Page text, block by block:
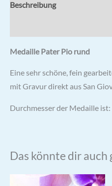
Beschreibung
Medaille Pater Pio rund
Eine sehr schöne, fein
mit Gravur direkt aus San
Durchmesser der Medaille ist:
Das könnte dir